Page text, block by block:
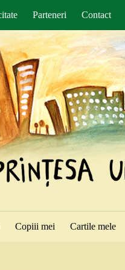
Parteneri Contact
Copiii mei Cartile mele